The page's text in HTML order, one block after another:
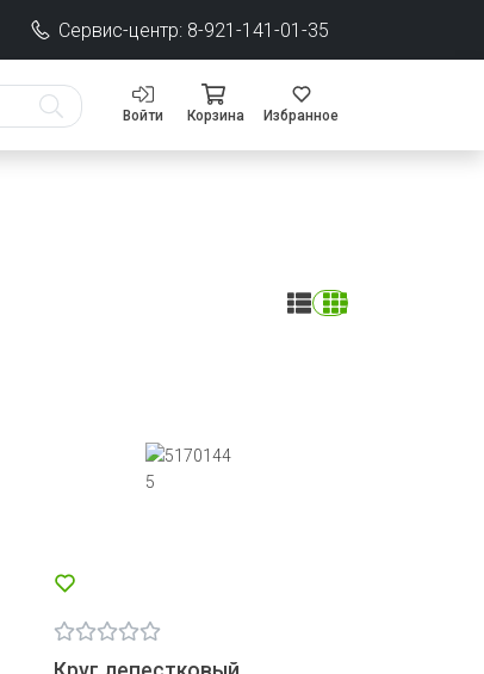
Сервис-центр: 8-921-141-01-35
Войти Корзина Избранное